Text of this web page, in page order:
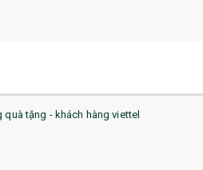
quà tặng - khách hàng viettel